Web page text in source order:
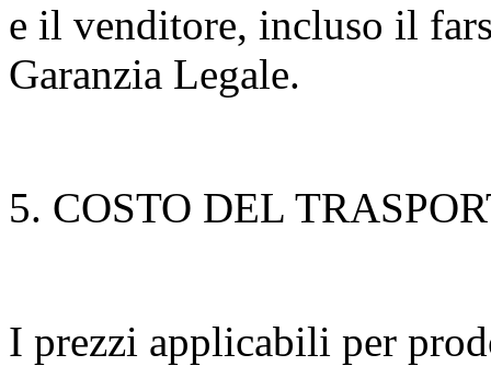
e il venditore, incluso il
Garanzia Legale.
5. COSTO DEL
I prezzi applicabili per